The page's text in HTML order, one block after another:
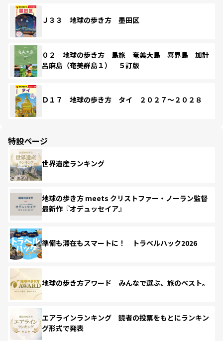
Ｊ３３ 地球の歩き方 墨田区
０２ 地球の歩き方 島旅 奄美大島 喜界島 加計
呂麻島（奄美群島１） ５訂版
Ｄ１７ 地球の歩き方 タイ ２０２７～２０２８
特設ページ
世界遺産ランキング
地球の歩き方 meets クリストファー・ノーラン監督
最新作『オデュッセイア』
準備も滞在もスマートに！ トラベルハック2026
地球の歩き方アワード みんなで選ぶ、旅のベスト。
エアラインランキング 読者の投票をもとにランキン
グ形式で発表